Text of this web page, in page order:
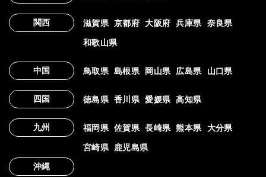
関西 滋賀県 京都府 大阪府 兵庫県 奈良県
和歌山県
中国 鳥取県 島根県 岡山県 広島県 山口県
四国 徳島県 香川県 愛媛県 高知県
九州 福岡県 佐賀県 長崎県 熊本県 大分県
宮崎県
鹿児島県
沖縄